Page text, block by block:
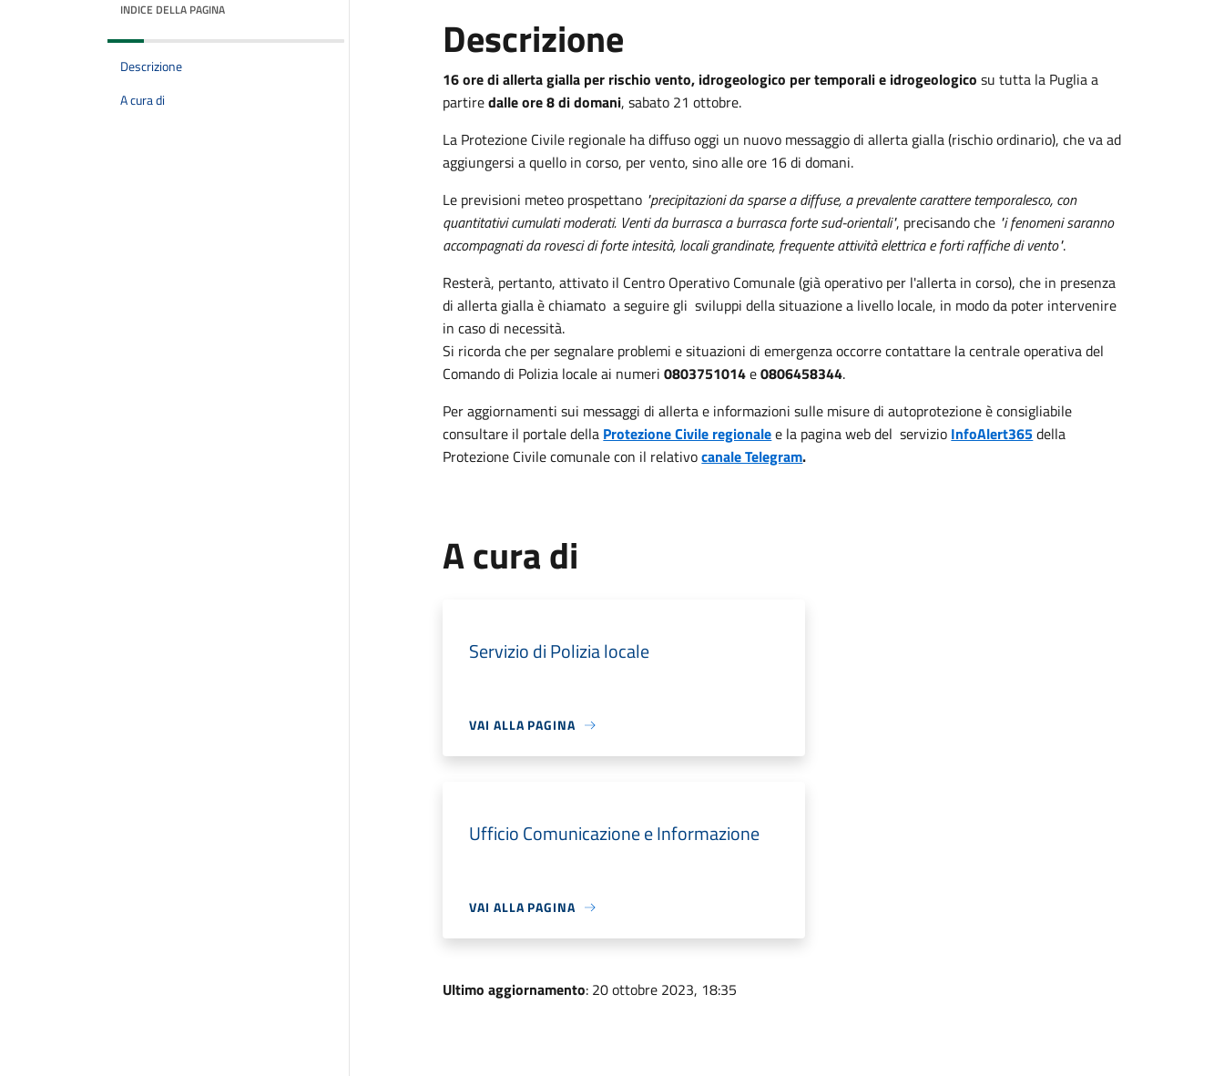
INDICE DELLA PAGINA
Descrizione
A cura di
Descrizione
16 ore di allerta gialla per rischio vento, idrogeologico per temporali e idrogeologico su tutta la Puglia a
partiredalle ore 8 di domani, sabato 21 ottobre.
La Protezione Civile regionale ha diffuso oggi un nuovo messaggio di allerta gialla (rischio ordinario), che va ad
aggiungersi a quello in corso, per vento, sino alle ore 16 di domani.
Le previsioni meteo prospettano "precipitazioni da sparse a diffuse, a prevalente carattere temporalesco, con
quantitativi cumulati moderati. Venti da burrasca a burrasca forte sud-orientali", precisando che "i fenomeni saranno
accompagnati da rovesci di forte intesità, locali grandinate, frequente attività elettrica e forti raffiche di vento".
Resterà, pertanto, attivato il Centro Operativo Comunale (già operativo per l'allerta in corso), che in presenza
di allerta gialla è chiamato a seguire gli sviluppi della situazione a livello locale, in modo da poter intervenire
in caso di necessità.
Si ricorda che per segnalare problemi e situazioni di emergenza occorre contattare la centrale operativa del
Comando di Polizia locale ai numeri0803751014e0806458344.
Per aggiornamenti sui messaggi di allerta e informazioni sulle misure di autoprotezione è consigliabile
consultare il portale della Protezione Civile regionalee la pagina web del servizio InfoAlert365della
Protezione Civile comunale con il relativocanale Telegram.
A cura di
Servizio di Polizia locale
VAI ALLA PAGINA
Ufficio Comunicazione e Informazione
VAI ALLA PAGINA
Ultimo aggiornamento: 20 ottobre 2023, 18:35